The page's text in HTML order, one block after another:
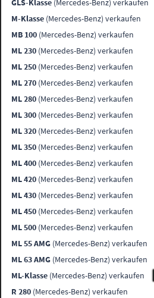
GLS-Klasse (Mercedes-Benz) verkaufen
M-Klasse (Mercedes-Benz) verkaufen
MB 100 (Mercedes-Benz) verkaufen
ML 230 (Mercedes-Benz) verkaufen
ML 250 (Mercedes-Benz) verkaufen
ML 270 (Mercedes-Benz) verkaufen
ML 280 (Mercedes-Benz) verkaufen
ML 300 (Mercedes-Benz) verkaufen
ML 320 (Mercedes-Benz) verkaufen
ML 350 (Mercedes-Benz) verkaufen
ML 400 (Mercedes-Benz) verkaufen
ML 420 (Mercedes-Benz) verkaufen
ML 430 (Mercedes-Benz) verkaufen
ML 450 (Mercedes-Benz) verkaufen
ML 500 (Mercedes-Benz) verkaufen
ML 55 AMG (Mercedes-Benz) verkaufen
ML 63 AMG (Mercedes-Benz) verkaufen
ML-Klasse (Mercedes-Benz) verkaufen
R 280 (Mercedes-Benz) verkaufen